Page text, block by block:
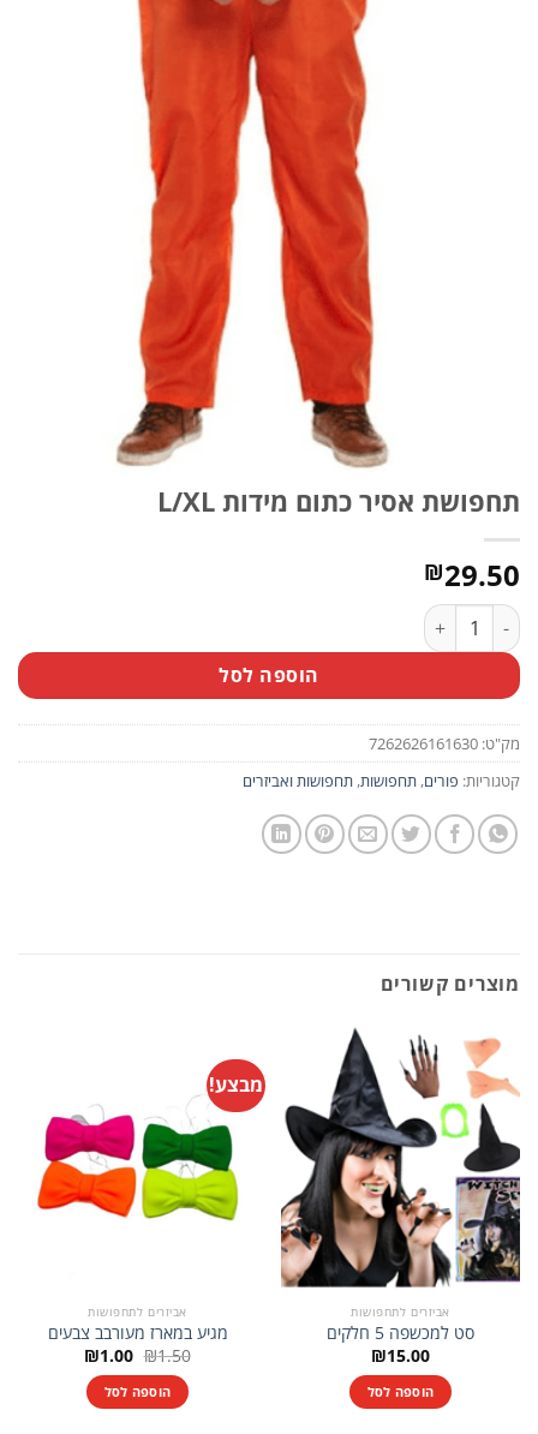
תחפושת אסיר כתום מידות L/XL
₪29.50
כמות של תחפושת אסיר כתום מידות L/XL
הוספה לסל
מק"ט: 7262626161630
קטגוריות: פורים, תחפושות, תחפושות ואביזרים
מוצרים קשורים
אביזרים לתחפושות
סט למכשפה 5 חלקים
₪15.00
הוספה לסל
מבצע!
אביזרים לתחפושות
מגיע במארז מעורבב צבעים
₪1.50 המחיר
המקורי
היה:
₪1.50.
₪1.00 המחיר
הנוכחי
הוספה לסל